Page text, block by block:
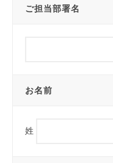
ご担当部署名
お名前
姓